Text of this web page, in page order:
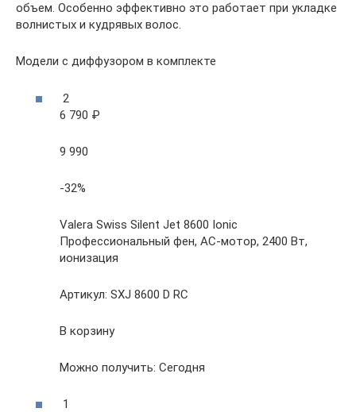
объем. Особенно эффективно это работает при укладке
волнистых и кудрявых волос.
Модели с диффузором в комплекте
2
6 790 ₽
9 990
-32%
Valera Swiss Silent Jet 8600 Ionic
Профессиональный фен, AC-мотор, 2400 Вт,
ионизация
Артикул: SXJ 8600 D RC
В корзину
Можно получить: Сегодня
1